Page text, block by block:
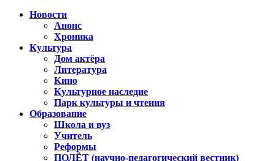
Новости
Анонс
Хроника
Культура
Дом актёра
Литература
Кино
Культурное наследие
Парк культуры и чтения
Образование
Школа и вуз
Учитель
Реформы
ПОЛЁТ (научно-педагогический вестник)